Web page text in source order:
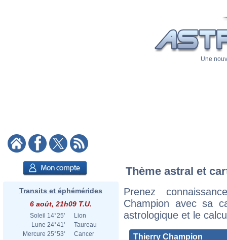
Une
Transits et éphémérides
6 août, 21h09 T.U.
Soleil 14°25'
Lion
Lune 24°41'
Taureau
Mercure 25°53'
Cancer
Thème astral et
Prenez
Champion avec sa
astrologique et le
Thierry Champion